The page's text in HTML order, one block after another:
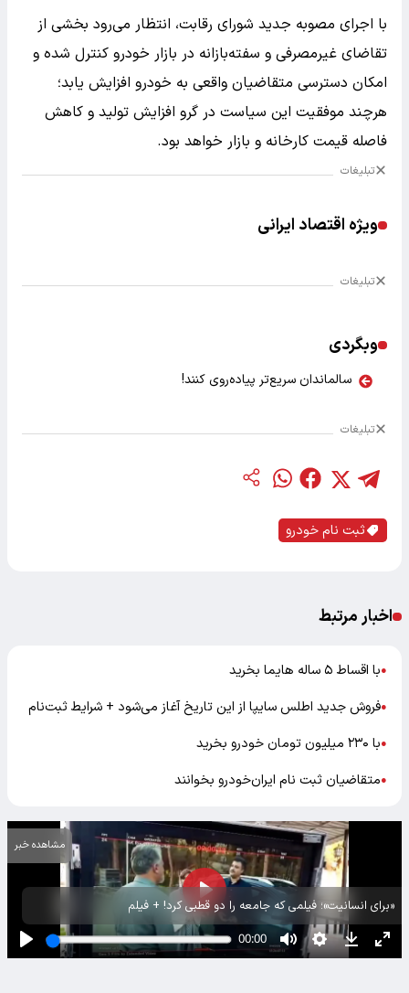
با اجرای مصوبه جدید شورای رقابت، انتظار می‌رود بخشی از
تقاضای غیرمصرفی و سفته‌بازانه در بازار خودرو کنترل شده و
امکان دسترسی متقاضیان واقعی به خودرو افزایش یابد؛
هرچند موفقیت این سیاست در گرو افزایش تولید و کاهش
فاصله قیمت کارخانه و بازار خواهد بود.
تبلیغات
ویژه اقتصاد ایرانی
تبلیغات
وبگردی
سالماندان سریع‌تر پیاده‌روی کنند!
تبلیغات
ثبت نام خودرو
اخبار مرتبط
●با اقساط ۵ ساله هایما بخرید
●فروش جدید اطلس سایپا از این تاریخ آغاز می‌شود + شرایط ثبت‌نام
●با ۲۳۰ میلیون تومان خودرو بخرید
●متقاضیان ثبت نام ایران‌خودرو بخوانند
«برای انسانیت»؛ فیلمی که جامعه را دو قطبی کرد! + فیلم
مشاهده خبر